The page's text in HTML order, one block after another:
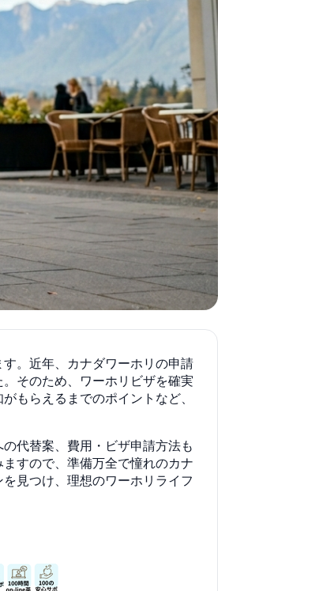
。近年、カナダワーホリの申請
そのため、ワーホリビザを確実
もらえるまでのポイントなど、
代替案、費用・ビザ申請方法も
すので、準備万全で憧れのカナ
見つけ、理想のワーホリライフ